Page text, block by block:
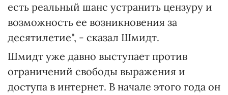
есть реальный шанс устранить цензуру и
возможность ее возникновения за
десятилетие", - сказал Шмидт.
Шмидт уже давно выступает против
ограничений свободы выражения и
доступа в интернет. В начале этого года он